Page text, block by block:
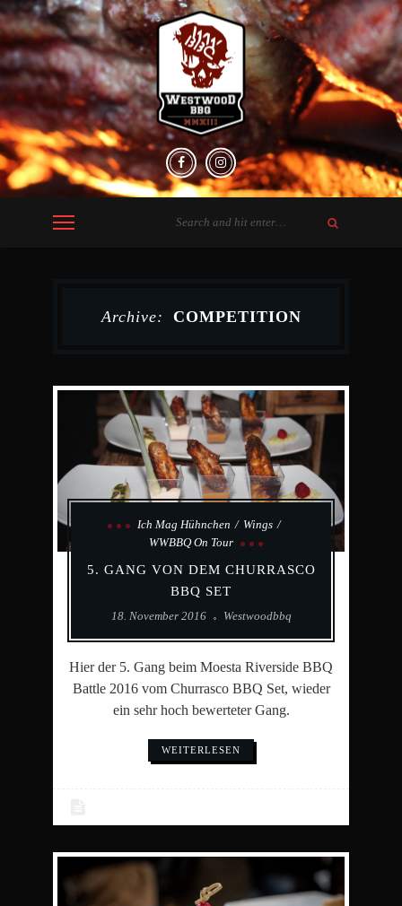
Archive: COMPETITION
Ich Mag Hühnchen
Wings
WWBBQ On Tour
5. GANG VON DEM CHURRASCO
BBQ SET
18. November 2016 Westwoodbbq
Hier der 5. Gang beim Moesta Riverside BBQ
Battle 2016 vom Churrasco BBQ Set, wieder
ein sehr hoch bewerteter Gang.
WEITERLESEN